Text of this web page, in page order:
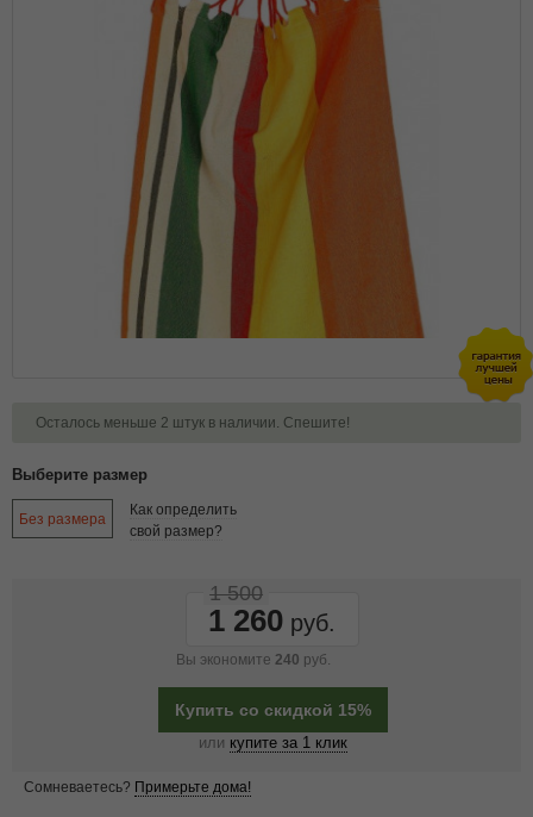
Осталось меньше 2 штук в наличии. Спешите!
Выберите размер
Без размера
Как определить
свой размер?
1 260
1 500
Вы экономите 240 руб.
Купить со скидкой 15%
или купите за 1 клик
Сомневаетесь? Примерьте дома!